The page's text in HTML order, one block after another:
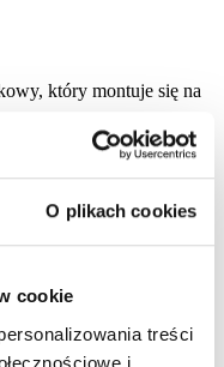
O plikach cookies
cookie
treści
i
który montuje się na
do choinki
i 250cm